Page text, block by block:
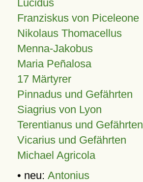
Lucidus
Franziskus von Piceleone
Nikolaus Thomacellus
Menna-Jakobus
Maria Peñalosa
17 Märtyrer
Pinnadus und Gefährten
Siagrius von Lyon
Terentianus und Gefährten
Vicarius und Gefährten
Michael Agricola
• neu: Antonius